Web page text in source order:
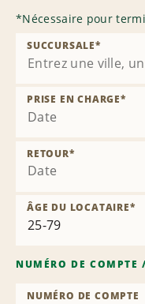
*Nécessaire pour
SUCCURSALE*
Date
PRISE EN CHARGE*
Date
RETOUR*
ÂGE DU LOCATAIRE*
NUMÉRO DE COMPTE
NUMÉRO DE COMPTE